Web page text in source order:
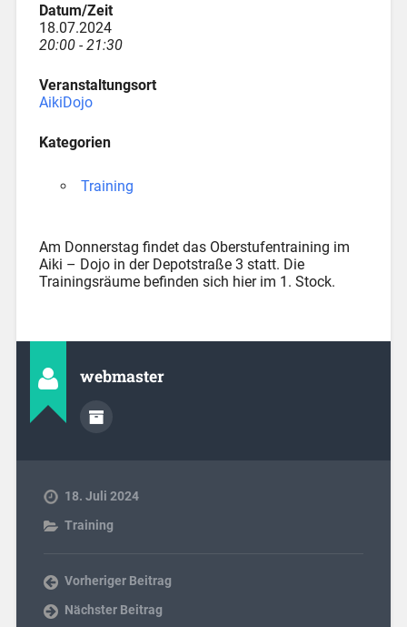
Datum/Zeit
18.07.2024
20:00 - 21:30
Veranstaltungsort
AikiDojo
Kategorien
Training
Am Donnerstag findet das Oberstufentraining im
Aiki – Dojo in der Depotstraße 3 statt. Die
Trainingsräume befinden sich hier im 1. Stock.
webmaster
18. Juli 2024
Training
Vorheriger Beitrag
Nächster Beitrag